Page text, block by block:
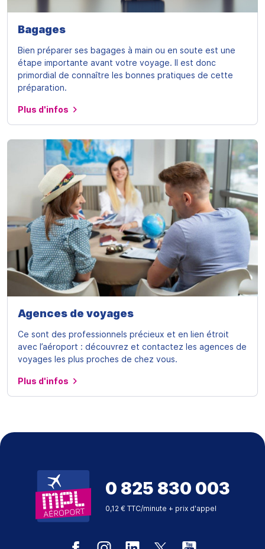
Bagages
Bien préparer ses bagages à main ou en soute est une
étape importante avant votre voyage. Il est donc
primordial de connaître les bonnes pratiques de cette
préparation.
Plus d'infos
Agences de voyages
Ce sont des professionnels précieux et en lien étroit
avec l’aéroport : découvrez et contactez les agences de
voyages les plus proches de chez vous.
Plus d'infos
0 825 830 003
0,12 € TTC/minute + prix d'appel